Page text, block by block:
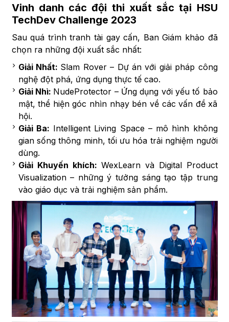
Vinh danh các đội thi xuất sắc tại HSU
TechDev Challenge 2023
Sau quá trình tranh tài gay cấn, Ban Giám khảo đã
chọn ra những đội xuất sắc nhất:
Giải Nhất: Slam Rover – Dự án với giải pháp công
nghệ đột phá, ứng dụng thực tế cao.
Giải Nhì: NudeProtector – Ứng dụng với yếu tố bảo
mật, thể hiện góc nhìn nhạy bén về các vấn đề xã
hội.
Giải Ba: Intelligent Living Space – mô hình không
gian sống thông minh, tối ưu hóa trải nghiệm người
dùng.
Giải Khuyến khích: WexLearn và Digital Product
Visualization – những ý tưởng sáng tạo tập trung
vào giáo dục và trải nghiệm sản phẩm.